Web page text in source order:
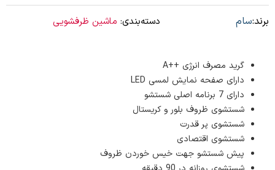
برند:سام دسته‌بندی: ماشین ظرفشویی
گرید مصرف انرژی ++A
دارای صفحه نمایش لمسی LED
دارای 7 برنامه اصلی شستشو
شستشوی ظروف بلور و کریستال
شستشوی پر قدرت
شستشوی اقتصادی
پیش شستشو جهت خیس خوردن ظروف